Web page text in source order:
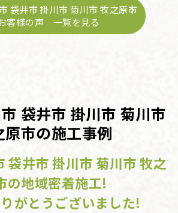
袋井市 掛川市 菊川市 牧之原市
客様の声 一覧を見る
袋井市 掛川市 菊川市
原市の施工事例
袋井市 掛川市 菊川市 牧之
の地域密着施工!
がとうございました!